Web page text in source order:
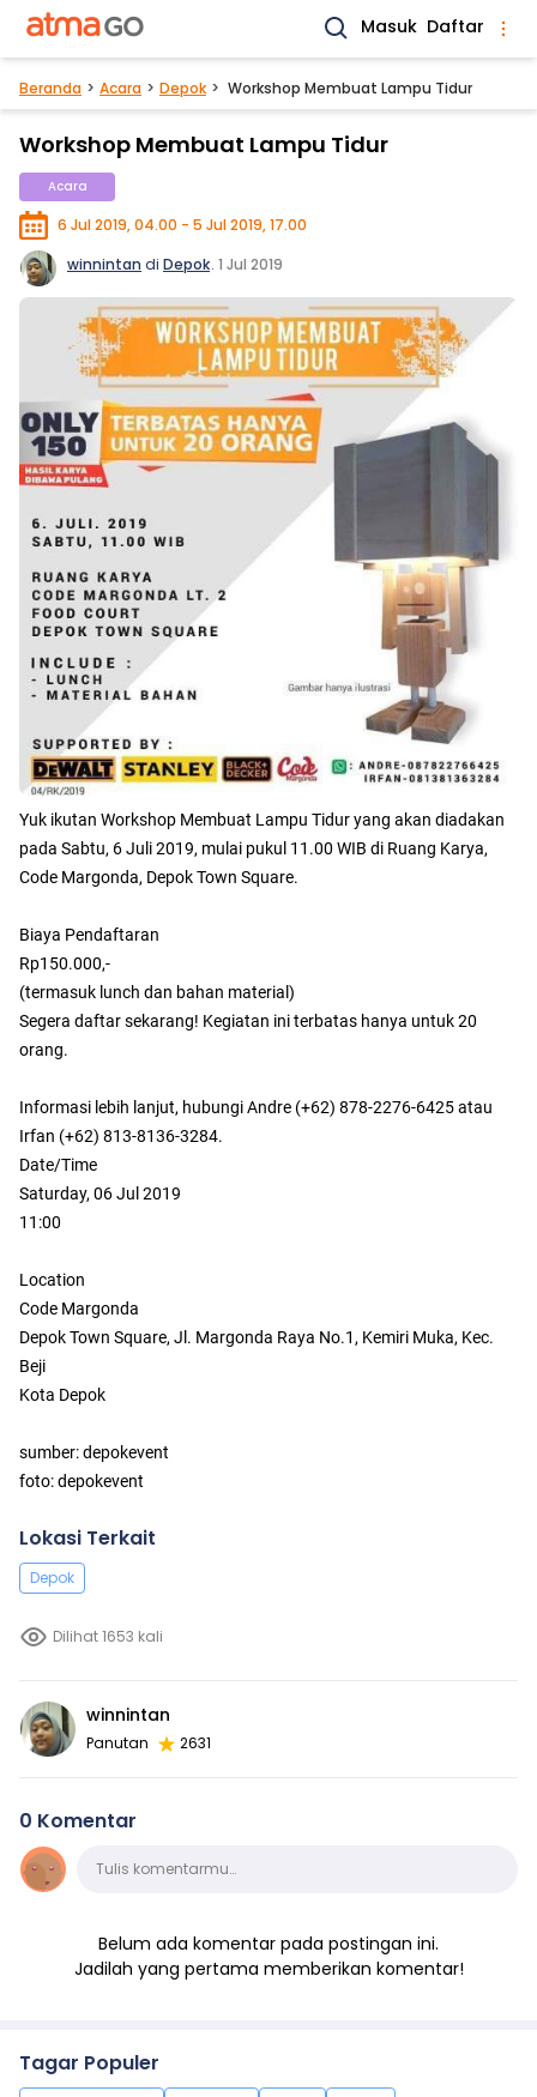
Masuk Daftar
Beranda Acara Depok Workshop Membuat Lampu Tidur
Workshop Membuat Lampu Tidur
Acara
6 Jul 2019, 04.00 - 5 Jul 2019, 17.00
winnintan di Depok. 1 Jul 2019
Yuk ikutan Workshop Membuat Lampu Tidur yang akan diadakan
pada Sabtu, 6 Juli 2019, mulai pukul 11.00 WIB di Ruang Karya,
Code Margonda, Depok Town Square.
Biaya Pendaftaran
Rp150.000,-
(termasuk lunch dan bahan material)
Segera daftar sekarang! Kegiatan ini terbatas hanya untuk 20
orang.
Informasi lebih lanjut, hubungi Andre (+62) 878-2276-6425 atau
Irfan (+62) 813-8136-3284.
Date/Time
Saturday, 06 Jul 2019
11:00
Location
Code Margonda
Depok Town Square, Jl. Margonda Raya No.1, Kemiri Muka, Kec.
Beji
Kota Depok
sumber: depokevent
foto: depokevent
Lokasi Terkait
Depok
Dilihat 1653 kali
winnintan
Panutan 2631
0 Komentar
KomentarTulis komentarmu…
Belum ada komentar pada postingan ini.
Jadilah yang pertama memberikan komentar!
Tagar Populer